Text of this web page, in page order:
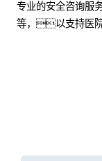
专业的安全咨询
等，以支持医